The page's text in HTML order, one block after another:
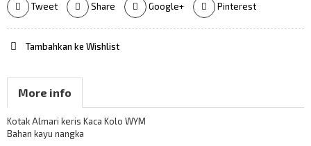
Tweet Share Google+ Pinterest
Tambahkan ke Wishlist
More info
Kotak Almari keris Kaca Kolo WYM
Bahan kayu nangka